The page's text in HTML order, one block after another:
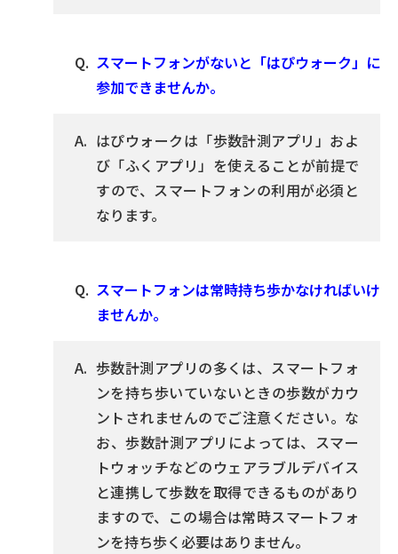
スマートフォンがないと「はぴウォーク」に
参加できませんか。
はぴウォークは「歩数計測アプリ」およ
び「ふくアプリ」を使えることが前提で
すので、スマートフォンの利用が必須と
なります。
スマートフォンは常時持ち歩かなければいけ
ませんか。
歩数計測アプリの多くは、スマートフォ
ンを持ち歩いていないときの歩数がカウ
ントされませんのでご注意ください。な
お、歩数計測アプリによっては、スマー
トウォッチなどのウェアラブルデバイス
と連携して歩数を取得できるものがあり
ますので、この場合は常時スマートフォ
ンを持ち歩く必要はありません。